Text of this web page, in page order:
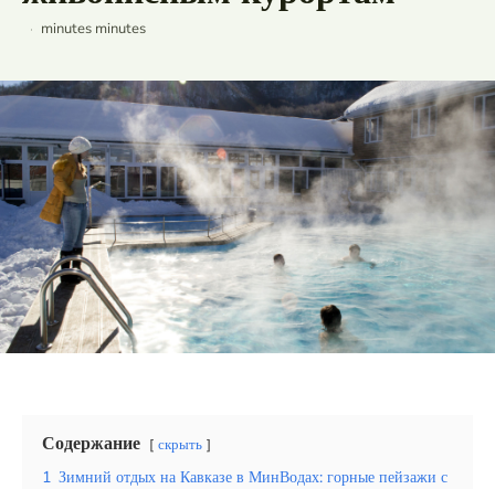
Беларусь
Лаос
Эквадор
Топ мест отдыха
Анапа
Алтай
Кавказские Минеральные Воды
Сочи
minutes minutes
Содержание скрыть
1 Зимний отдых на Кавказе в МинВодах: горные пейзажи с